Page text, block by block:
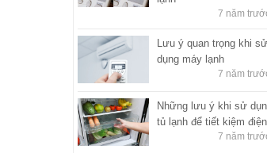
7 năm
Lưu ý quan trọng khi sử
dụng máy lạnh
7 năm
Những lưu ý khi sử
tủ lạnh để tiết kiệm điện
7 năm